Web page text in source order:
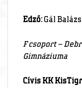
Edző:Gál Balázs
F csoport –
Gimnáziuma
Cívis KK